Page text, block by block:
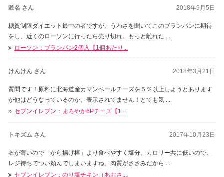
2018年9月5日
匿名 さん
糖質制限ダイエット最中の者ですが、うわさを聞いてこのブランパンに期待
をし、近くのローソンに行ったら売り切れ。もっと離れた ...
ローソン：ブランパン2個入【1個あたり...
2018年3月21日
けんけん さん
質問です！原料に北海道産カマンベールチーズを５％以上しようとあります
が他はどうなっているのか、表示されてません！とても気 ...
セブンイレブン：まろやか6Pチーズ【1...
2017年10月23日
トキズム さん
衣が薄いので「から揚げ棒」より食べやすく塩分、カロリー共に低いので、
レジ待ちでつい頼んでしまいますね。肉質がささみだから ...
セブンイレブン：のり塩チキン（あおさ...